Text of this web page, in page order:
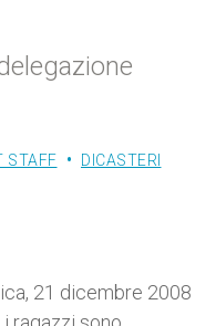
STAFF DICASTERI
21 dicembre 2008